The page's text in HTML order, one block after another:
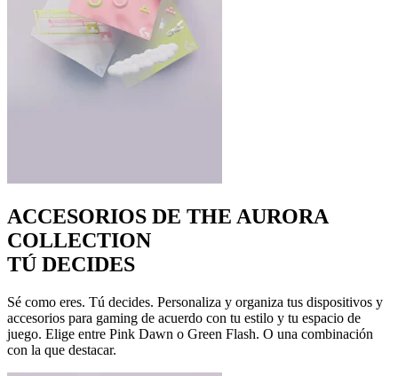
ACCESORIOS DE THE AURORA
COLLECTION
TÚ DECIDES
Sé como eres. Tú decides. Personaliza y organiza tus dispositivos y
accesorios para gaming de acuerdo con tu estilo y tu espacio de
juego. Elige entre Pink Dawn o Green Flash. O una combinación
con la que destacar.